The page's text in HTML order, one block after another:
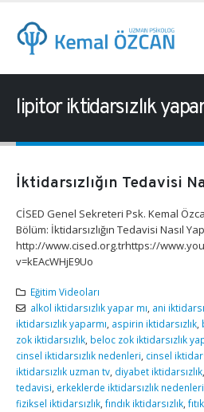
lipitor iktidarsızlık
İktidarsızlığın Tedavisi
CİSED Genel Sekreteri Psk. Kemal
Bölüm: İktidarsızlığın Tedavisi Nasıl
http://www.cised.org.trhttps://
v=kEAcWHjE9Uo
Eğitim Videoları
alkol iktidarsızlık yapar mı, ani
iktidarsızlık yaparmı, aspirin iktidarsızlık,
zok iktidarsızlık, beloc zok iktidarsızlık
cinsel iktidarsızlık nedenleri, cinsel
iktidarsızlık uzman tv, diyabet iktidarsızlık,
tedavisi, erkeklerde iktidarsızlık nedenleri
fiziksel iktidarsızlık, fındık iktidarsızlık,